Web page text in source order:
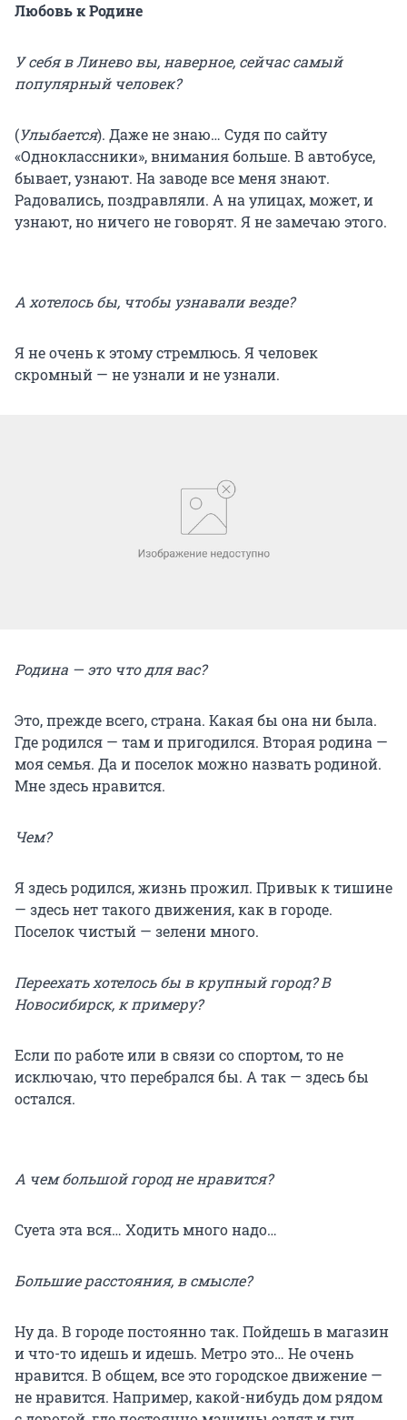
Любовь к Родине
У себя в Линево вы, наверное, сейчас самый
популярный человек?
(Улыбается). Даже не знаю… Судя по сайту
«Одноклассники», внимания больше. В автобусе,
бывает, узнают. На заводе все меня знают.
Радовались, поздравляли. А на улицах, может, и
узнают, но ничего не говорят. Я не замечаю этого.
А хотелось бы, чтобы узнавали везде?
Я не очень к этому стремлюсь. Я человек
скромный — не узнали и не узнали.
Родина — это что для вас?
Это, прежде всего, страна. Какая бы она ни была.
Где родился — там и пригодился. Вторая родина —
моя семья. Да и поселок можно назвать родиной.
Мне здесь нравится.
Чем?
Я здесь родился, жизнь прожил. Привык к тишине
— здесь нет такого движения, как в городе.
Поселок чистый — зелени много.
Переехать хотелось бы в крупный город? В
Новосибирск, к примеру?
Если по работе или в связи со спортом, то не
исключаю, что перебрался бы. А так — здесь бы
остался.
А чем большой город не нравится?
Суета эта вся… Ходить много надо…
Большие расстояния, в смысле?
Ну да. В городе постоянно так. Пойдешь в магазин
и что-то идешь и идешь. Метро это… Не очень
нравится. В общем, все это городское движение —
не нравится. Например, какой-нибудь дом рядом